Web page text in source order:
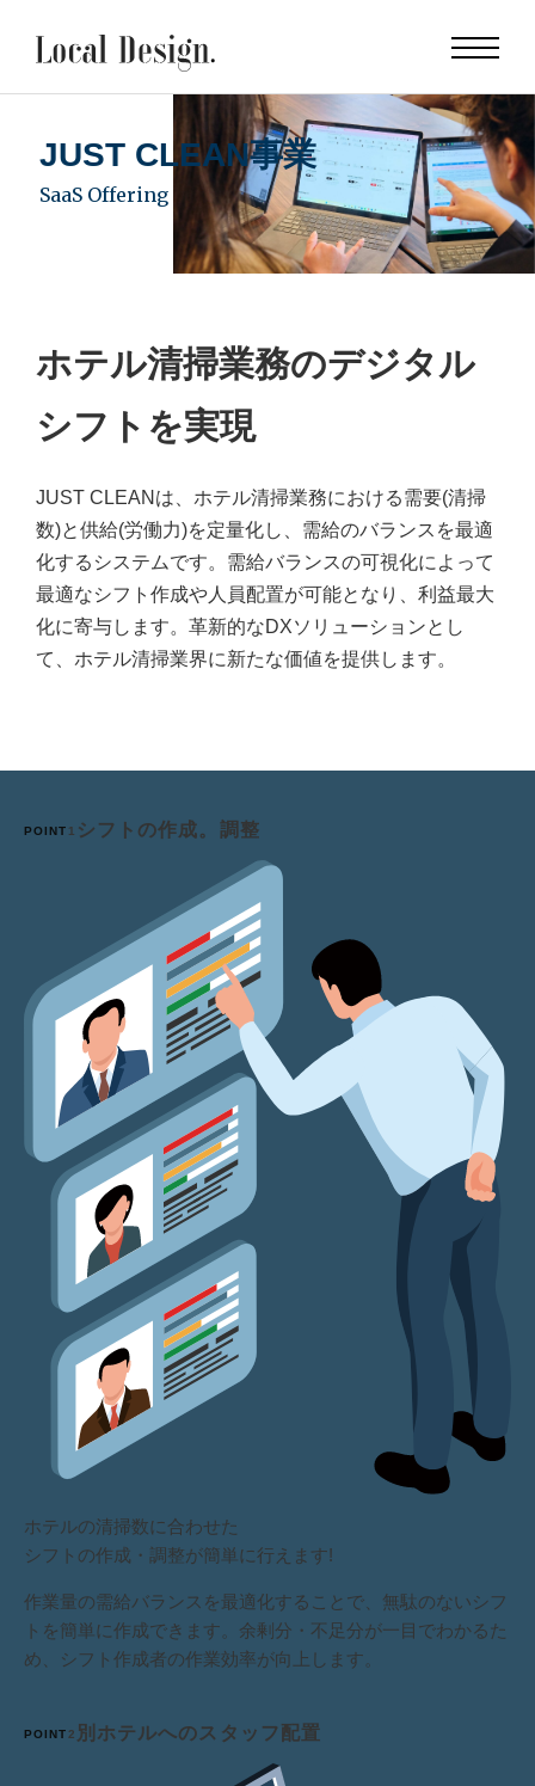
JUST CLEAN事業
SaaS Offering
ホテル清掃業務のデジタル
シフトを実現
JUST CLEANは、ホテル清掃業務における需要(清掃
数)と供給(労働力)を定量化し、需給のバランスを最適
化するシステムです。需給バランスの可視化によって
最適なシフト作成や人員配置が可能となり、利益最大
化に寄与します。革新的なDXソリューションとし
て、ホテル清掃業界に新たな価値を提供します。
POINT 1 シフトの作成。調整
ホテルの清掃数に合わせた
シフトの作成・調整が簡単に行えます!
作業量の需給バランスを最適化することで、無駄のないシフ
トを簡単に作成できます。余剰分・不足分が一目でわかるた
め、シフト作成者の作業効率が向上します。
POINT 2 別ホテルへのスタッフ配置